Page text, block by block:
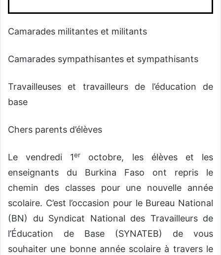
Camarades militantes et militants
Camarades sympathisantes et sympathisants
Travailleuses et travailleurs de l’éducation de
base
Chers parents d’élèves
Le vendredi 1er
octobre, les élèves et les
enseignants du Burkina Faso ont repris le
chemin des classes pour une nouvelle année
scolaire. C’est l’occasion pour le Bureau National
(BN) du Syndicat National des Travailleurs de
l’Éducation de Base (SYNATEB) de vous
souhaiter une bonne année scolaire à travers le